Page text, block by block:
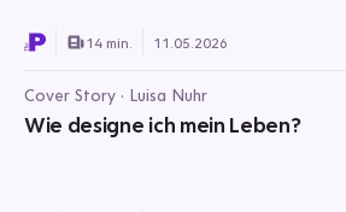
14 min. 11.05.2026
Cover Story · Luisa Nuhr
Wie designe ich mein Leben?